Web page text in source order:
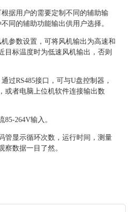
根据用户的需要定制不同的辅助输
同的辅助功能输出供用户选择。
参数设置，可将风机输出为高速和
目标温度时为低速风机输出，否则
通过RS485接口，可与U盘控制器，
或者电脑上位机软件连接输出数
85-264V输入。
管显示循环次数，运行时间，测量
察数据一目了然。